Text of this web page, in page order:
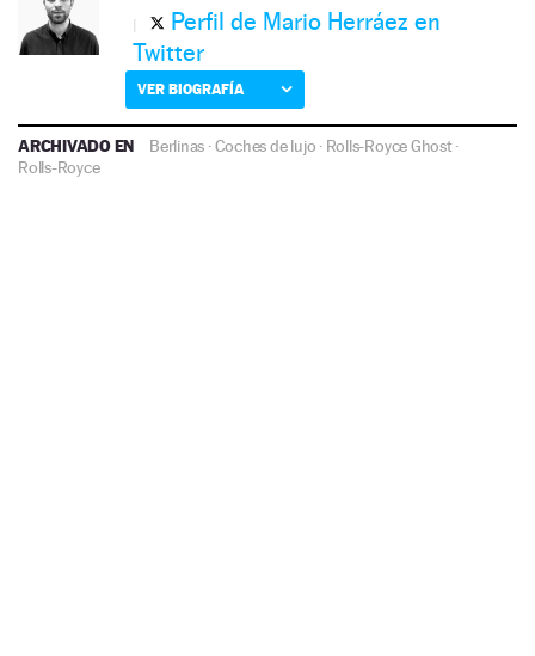
Perfil de Mario Herráez en
Twitter
VER BIOGRAFÍA
ARCHIVADO EN Berlinas ·Coches de lujo · Rolls-Royce Ghost·
Rolls-Royce